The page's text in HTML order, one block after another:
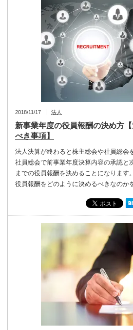
2018/11/17 法人
新事業年度の役員報酬の決め方
べき事項】
法人決算が終わると株主総会や社員総会
社員総会で前事業年度決算内容の承認と
までの役員報酬を決めることになります
役員報酬をどのように決めるべきなのか